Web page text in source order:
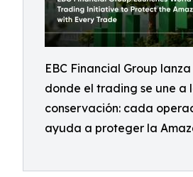
EBC Financial Group
donde el trading se une a
conservación: cada
ayuda a proteger la